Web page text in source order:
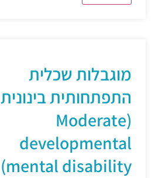
מוגבלות שכלית
התפתחותית בינונית
(Moderate
developmental
mental disability)